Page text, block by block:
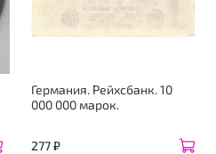
Германия. Рейхсбанк. 10
000 000 марок.
277 ₽